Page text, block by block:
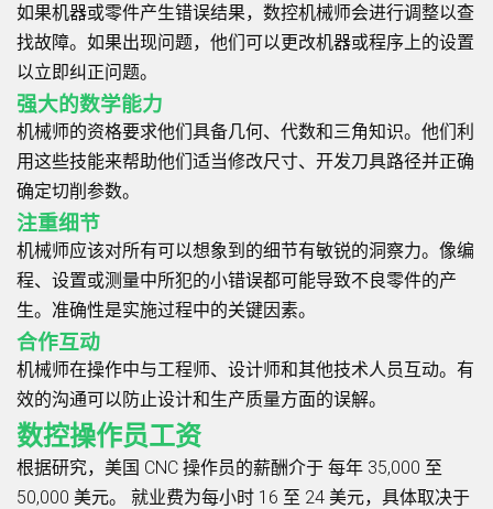
如果机器或零件产生错误结果，数控机械师会进行调整以查
找故障。如果出现问题，他们可以更改机器或程序上的设置
以立即纠正问题。
强大的数学能力
机械师的资格要求他们具备几何、代数和三角知识。他们利
用这些技能来帮助他们适当修改尺寸、开发刀具路径并正确
确定切削参数。
注重细节
机械师应该对所有可以想象到的细节有敏锐的洞察力。像编
程、设置或测量中所犯的小错误都可能导致不良零件的产
生。准确性是实施过程中的关键因素。
合作互动
机械师在操作中与工程师、设计师和其他技术人员互动。有
效的沟通可以防止设计和生产质量方面的误解。
数控操作员工资
根据研究，美国 CNC 操作员的薪酬介于 每年 35,000 至
50,000 美元。
就业费为每小时 16 至 24 美元，具体取决于